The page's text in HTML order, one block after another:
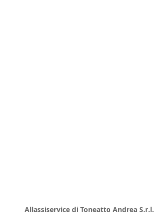
Allassiservice di Toneatto Andrea S.r.l.